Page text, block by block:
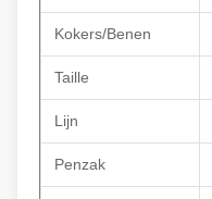
Kokers/Benen
Taille
Lijn
Penzak